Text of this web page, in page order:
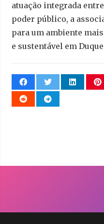
atuação integrada
poder público, a
para um ambiente
e sustentável em